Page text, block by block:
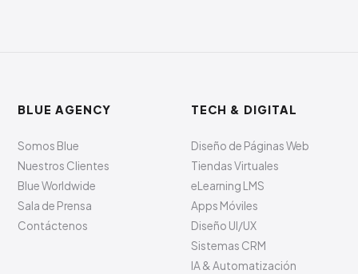
BLUE AGENCY
Somos Blue
Nuestros Clientes
Blue Worldwide
Sala de Prensa
Contáctenos
TECH & DIGITAL
Diseño de Páginas Web
Tiendas Virtuales
eLearning LMS
Apps Móviles
Diseño UI/UX
Sistemas CRM
IA & Automatización